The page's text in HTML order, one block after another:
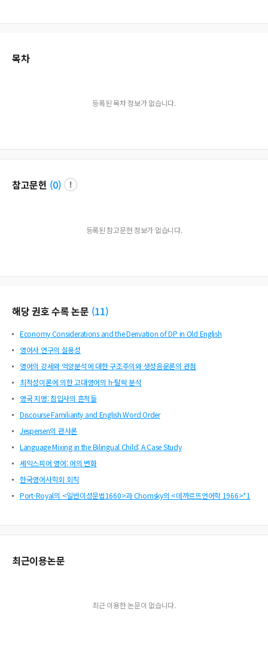
목차
등록된 목차 정보가 없습니다.
참고문헌 (0)
등록된 참고문헌 정보가 없습니다.
해당 권호 수록 논문 (11)
Economy Considerations and the Derivation of DP in Old English
영어사 연구의 실용성
영어의 강세와 억양분석에 대한 구조주의와 생성음운론의 관점
최적성이론에 의한 고대영어의 h-탈락 분석
영국 지명: 침입사의 흔적들
Discourse Familiarity and English Word Order
Jespersen의 관사론
Language Mixing in the Bilingual Child: A Case Study
셰익스피어 영어: 어의 변화
한국영어사학회 회칙
Port-Royal의 <일반이성문법1660>과 Chomsky의 <데까르뜨언어학 1966>*1
최근이용논문
최근 이용한 논문이 없습니다.